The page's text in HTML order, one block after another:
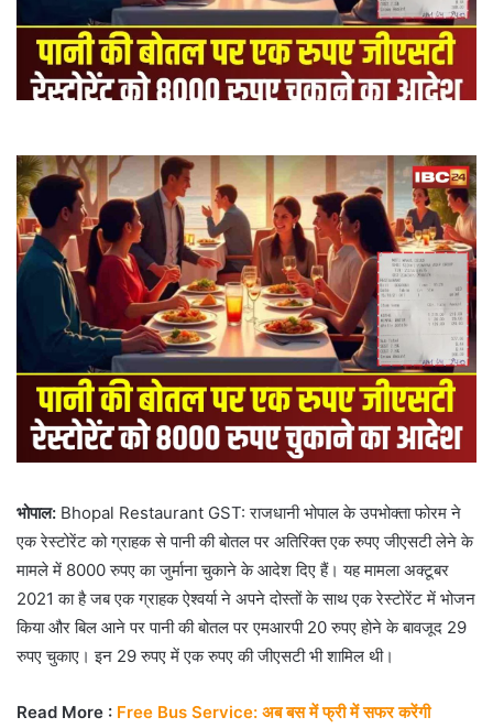
भोपाल: Bhopal Restaurant GST: राजधानी भोपाल के उपभोक्ता फोरम ने
एक रेस्टोरेंट को ग्राहक से पानी की बोतल पर अतिरिक्त एक रुपए जीएसटी लेने के
मामले में 8000 रुपए का जुर्माना चुकाने के आदेश दिए हैं। यह मामला अक्टूबर
2021 का है जब एक ग्राहक ऐश्वर्या ने अपने दोस्तों के साथ एक रेस्टोरेंट में भोजन
किया और बिल आने पर पानी की बोतल पर एमआरपी 20 रुपए होने के बावजूद 29
रुपए चुकाए। इन 29 रुपए में एक रुपए की जीएसटी भी शामिल थी।
Read More : Free Bus Service: अब बस में फ्री में सफर करेंगी